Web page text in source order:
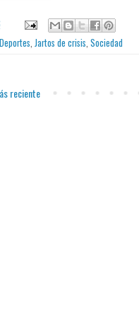
Deportes, Jartos de crisis, Sociedad
reciente